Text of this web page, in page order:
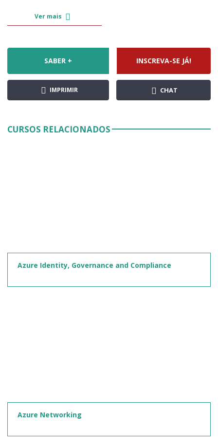
Ver mais
SABER + INSCREVA-SE JÁ!
IMPRIMIR CHAT
CURSOS RELACIONADOS
Azure Identity, Governance and Compliance
Azure Networking